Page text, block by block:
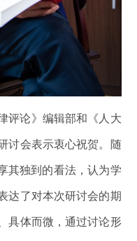
评论》编辑部和《人大
讨会表示衷心祝贺。随
其独到的看法，认为学
达了对本次研讨会的期
具体而微，通过讨论形